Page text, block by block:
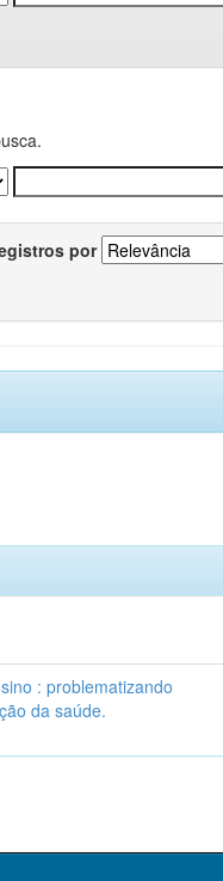
por
: problematizando
da saúde.